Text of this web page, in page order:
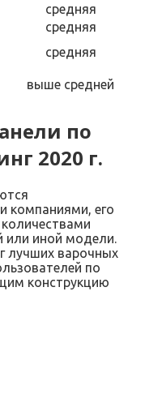
средняя
средняя
средняя
выше средней
по
2020 г.
компаниями, его
или иной модели.
лучших варочных
по
конструкцию